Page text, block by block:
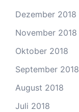
Dezember 2018
November 2018
Oktober 2018
September 2018
August 2018
Juli 2018